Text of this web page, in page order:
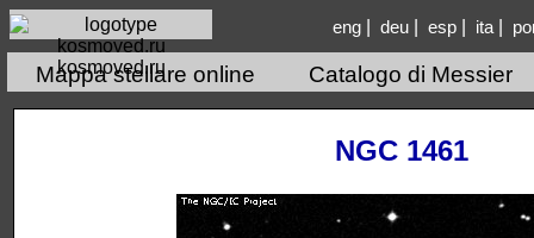
kosmoved.ru
eng| deu| esp| ita|
Mappa stellare online Catalogo di Messier
NGC 1461